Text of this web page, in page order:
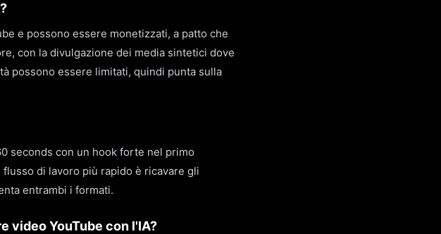
e possono essere monetizzati, a patto che
con la divulgazione dei media sintetici dove
possono essere limitati, quindi punta sulla
seconds con un hook forte nel primo
di lavoro più rapido è ricavare gli
entrambi i formati.
video YouTube con l'IA?